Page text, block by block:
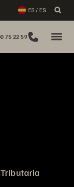
ES / ES
75 22 59